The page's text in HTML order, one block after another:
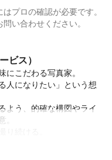
プロの確認が必要です。
い合わせください。
ビス）
こだわる写真家。
人になりたい」という想
よう、的確な構図やライ
。